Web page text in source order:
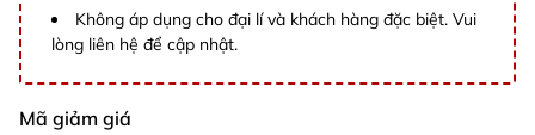
Không áp dụng cho đại lí và khách hàng đặc biệt. Vui
lòng liên hệ để cập nhật.
Mã giảm giá